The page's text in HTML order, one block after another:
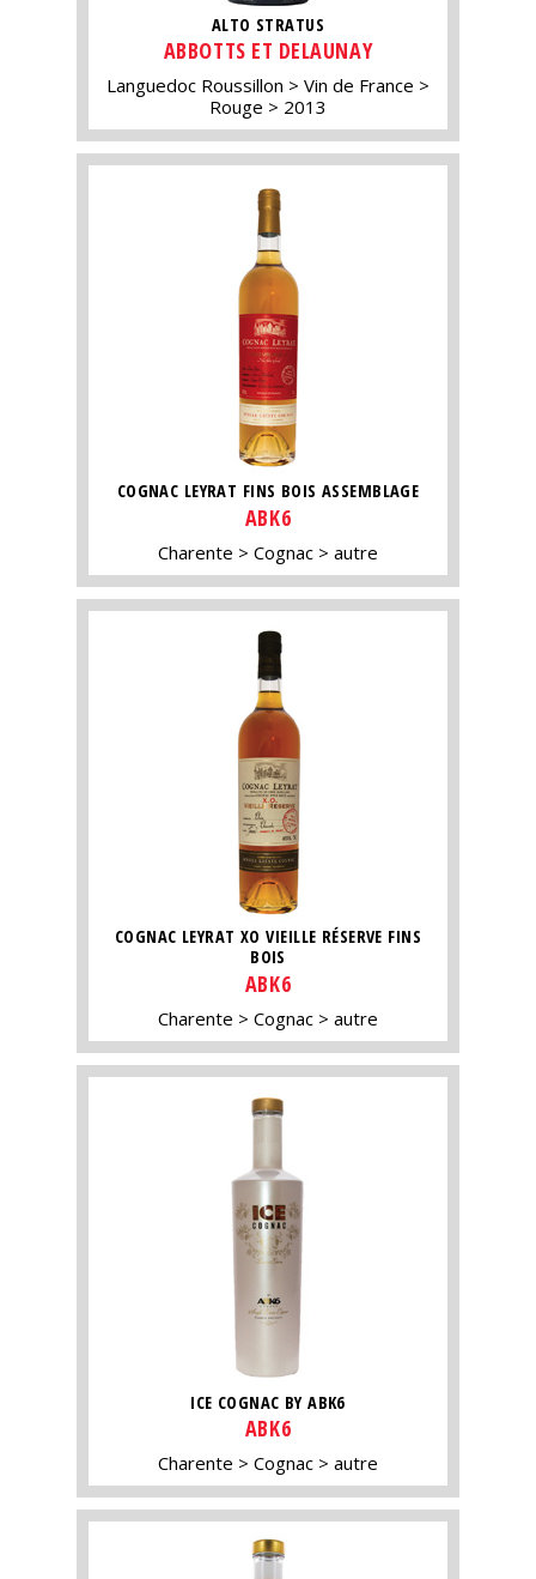
ALTO STRATUS
ABBOTTS ET DELAUNAY
Languedoc Roussillon
Vin de France
Rouge
2013
COGNAC LEYRAT FINS BOIS ASSEMBLAGE
ABK6
Charente Cognac autre
COGNAC LEYRAT XO VIEILLE RÉSERVE FINS
BOIS
ABK6
Charente Cognac autre
ICE COGNAC BY ABK6
ABK6
Charente Cognac autre